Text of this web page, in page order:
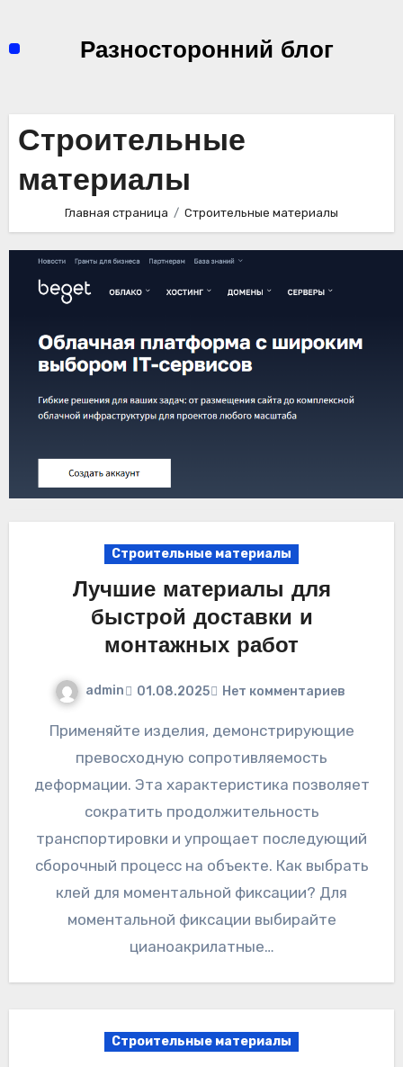
содержимомуРазносторонний блог
Строительные
материалы
Главная страница Строительные материалы
Строительные материалы
Лучшие материалы для
быстрой доставки и
монтажных работ
admin 01.08.2025 Нет комментариев
Применяйте изделия, демонстрирующие
превосходную сопротивляемость
деформации. Эта характеристика позволяет
сократить продолжительность
транспортировки и упрощает последующий
сборочный процесс на объекте. Как выбрать
клей для моментальной фиксации? Для
моментальной фиксации выбирайте
цианоакрилатные…
Строительные материалы